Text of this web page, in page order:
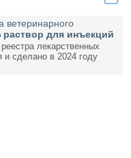
ветеринарного
раствор для инъекций
лекарственных
и сделано в 2024 году